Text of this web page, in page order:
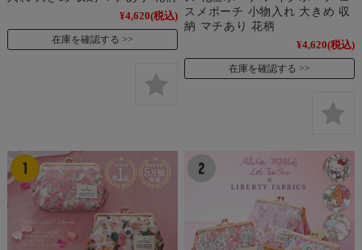
¥4,620(税込)
在庫を確認する
スメポーチ 小物入れ 大きめ 収
納 マチあり 花柄
¥4,620(税込)
在庫を確認する